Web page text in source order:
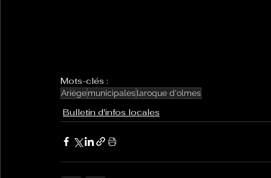
Mots-clés :
Ariègemunicipaleslaroque d'olmes
Bulletin d'infos locales